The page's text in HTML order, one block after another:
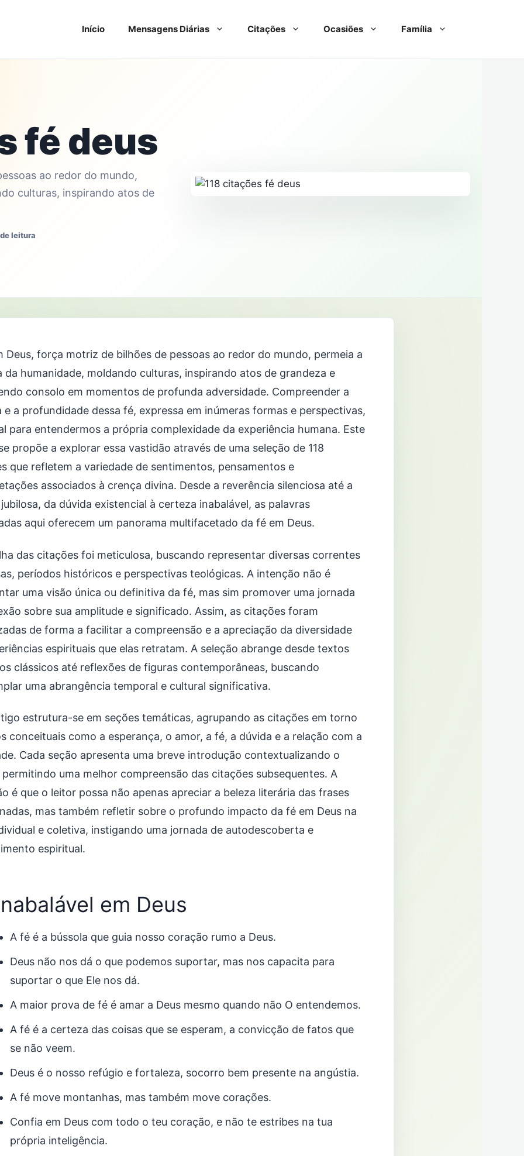
Início Mensagens Diárias Citações Ocasiões Família
fé deus
ao redor do mundo,
culturas, inspirando atos de
leitura
Deus, força motriz de bilhões de pessoas ao redor do mundo, permeia a
da humanidade, moldando culturas, inspirando atos de grandeza e
consolo em momentos de profunda adversidade. Compreender a
e a profundidade dessa fé, expressa em inúmeras formas e perspectivas,
para entendermos a própria complexidade da experiência humana. Este
propõe a explorar essa vastidão através de uma seleção de 118
que refletem a variedade de sentimentos, pensamentos e
associados à crença divina. Desde a reverência silenciosa até a
da dúvida existencial à certeza inabalável, as palavras
aqui oferecem um panorama multifacetado da fé em Deus.
das citações foi meticulosa, buscando representar diversas correntes
períodos históricos e perspectivas teológicas. A intenção não é
uma visão única ou definitiva da fé, mas sim promover uma jornada
sobre sua amplitude e significado. Assim, as citações foram
de forma a facilitar a compreensão e a apreciação da diversidade
espirituais que elas retratam. A seleção abrange desde textos
clássicos até reflexões de figuras contemporâneas, buscando
uma abrangência temporal e cultural significativa.
estrutura-se em seções temáticas, agrupando as citações em torno
conceituais como a esperança, o amor, a fé, a dúvida e a relação com a
Cada seção apresenta uma breve introdução contextualizando o
uma melhor compreensão das citações subsequentes. A
é que o leitor possa não apenas apreciar a beleza literária das frases
mas também refletir sobre o profundo impacto da fé em Deus na
e coletiva, instigando uma jornada de autodescoberta e
espiritual.
em Deus
A fé é a bússola que guia nosso coração rumo a Deus.
Deus não nos dá o que podemos suportar, mas nos capacita para
suportar o que Ele nos dá.
A maior prova de fé é amar a Deus mesmo quando não O entendemos.
A fé é a certeza das coisas que se esperam, a convicção de fatos que
se não veem.
Deus é o nosso refúgio e fortaleza, socorro bem presente na angústia.
A fé move montanhas, mas também move corações.
Confia em Deus com todo o teu coração, e não te estribes na tua
própria inteligência.